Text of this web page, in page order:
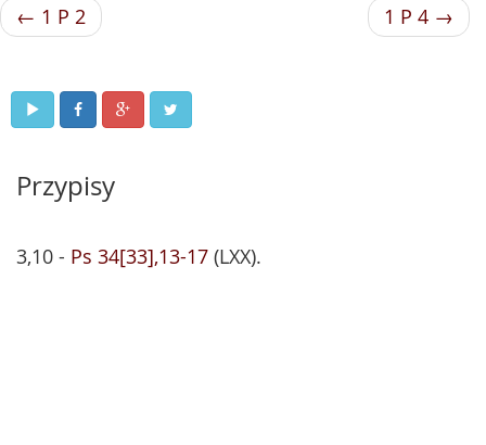
← 1 P 2 1 P 4 →
Przypisy
3,10 - Ps 34[33],13-17 (LXX).